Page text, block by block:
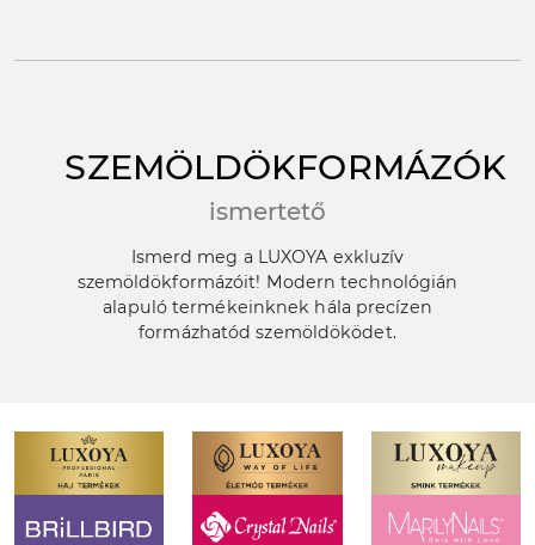
SZEMÖLDÖKFORMÁZÓK
ismertető
Ismerd meg a LUXOYA exkluzív
szemöldökformázóit! Modern technológián
alapuló termékeinknek hála precízen
formázhatód szemöldöködet.